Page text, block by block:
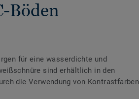
Böden
für eine wasserdichte und
sind erhältlich in den
die Verwendung von Kontrastfarben